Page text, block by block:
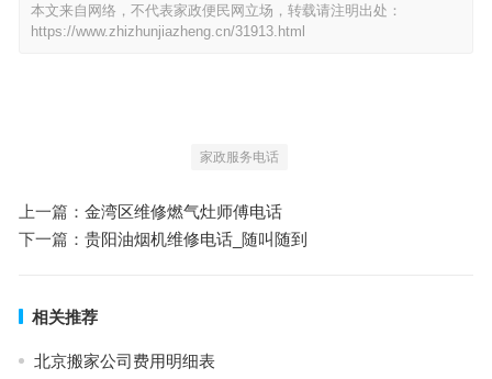
本文来自网络，不代表家政便民网立场，转载请注明出处：
https://www.zhizhunjiazheng.cn/31913.html
家政服务电话
上一篇： 金湾区维修燃气灶师傅电话
下一篇： 贵阳油烟机维修电话_随叫随到
相关推荐
北京搬家公司费用明细表